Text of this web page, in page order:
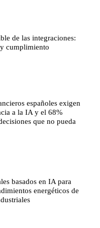
de las integraciones:
cumplimiento
españoles exigen
a la IA y el 68%
que no pueda
basados en IA para
energéticos de